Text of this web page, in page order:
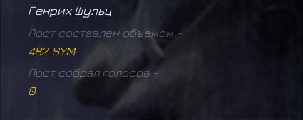
Генрих Шульц
Пост составлен объемом -
482 SYM
Пост собрал голосов -
0